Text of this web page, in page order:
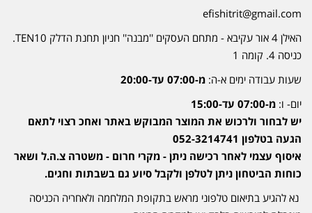
efishitrit@gmail.com
האילן 4 אור עקיבא - מתחם העסקים ''מבנה'' חניון תחנת הדלק TEN10.
כניסה 4. קומה 1
שעות עבודה ימים א-ה: מ-07:00 עד-20:00
יום- ו: מ-07:00 עד-15:00
יש לבחור ולרכוש את המוצר המבוקש באתר ואחכ רצוי לתאם
הגעה בטלפון 052-3214741
איסוף עצמי לאחר רכישה ניתן - מקרי חרום - משטרה צ.ה.ל ושאר
כוחות הביטחון ניתן לטלפן ולקבל סיוע גם בשבתות וחגים.
נא להגיע בתיאום טלפוני מראש בתקופת המלחמה ולאחריה הכניסה